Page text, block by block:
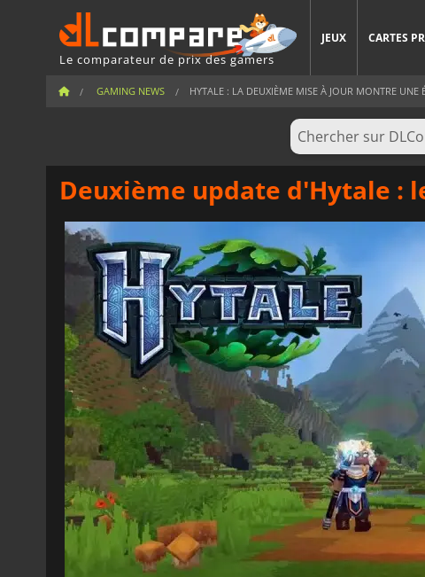
Le comparateur de prix des gamers
JEUX CARTES
GAMING NEWS HYTALE : LA DEUXIÈME MISE À JOUR MONTRE UNE
Deuxième update d'Hytale :